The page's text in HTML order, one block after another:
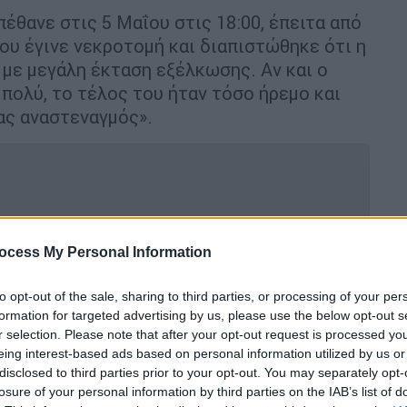
My Personal Information
opt-out of the sale, sharing to third parties, or processing of your
for targeted advertising by us, please use the below opt-out
selection. Please note that after your opt-out request is processed
interest-based ads based on personal information utilized by us
to third parties prior to your opt-out. You may separately
of your personal information by third parties on the IAB’s list of
στις 5 Μαΐου στις 18:00, έπειτα από
έγινε νεκροτομή και διαπιστώθηκε ότι η
με μεγάλη έκταση εξέλκωσης. Αν και ο
το τέλος του ήταν τόσο ήρεμο και
αναστεναγμός».
Βατερλώ: Τους έκαναν λίπασμα
οι σοροί από τους τάφους
ως φυσικό τον θάνατο του
πολλοί που υποστηρίζουν ότι ο